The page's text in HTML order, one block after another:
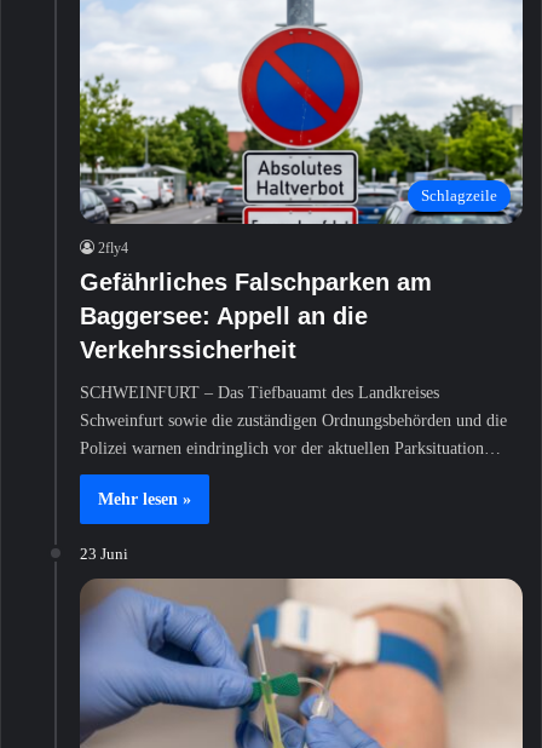
Schlagzeile
2fly4
Gefährliches Falschparken am
Baggersee: Appell an die
Verkehrssicherheit
SCHWEINFURT – Das Tiefbauamt des Landkreises
Schweinfurt sowie die zuständigen Ordnungsbehörden und die
Polizei warnen eindringlich vor der aktuellen Parksituation…
Mehr lesen »
23 Juni